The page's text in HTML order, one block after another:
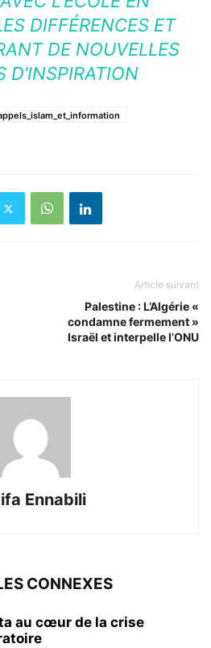
DIFFÉRENCES ET
DE NOUVELLES
D’INSPIRATION
Article suivant
Palestine : L’Algérie «
condamne fermement »
Israël et interpelle l’ONU
Ennabili
CONNEXES
au cœur de la crise